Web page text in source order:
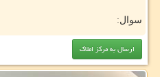
سوال: